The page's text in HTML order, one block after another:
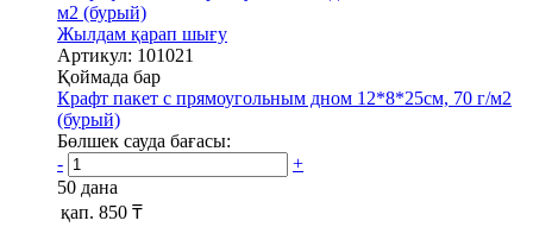
Жылдам қарап шығу
Артикул: 101021
Қоймада бар
Крафт пакет с прямоугольным дном 12*8*25см, 70 г/м2
(бурый)
Бөлшек сауда бағасы:
-
+
50 дана
қап. 850 ₸